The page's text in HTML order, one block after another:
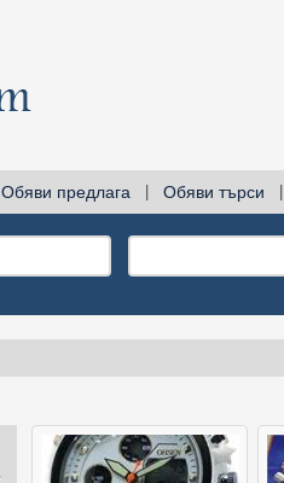
Обяви предлага Обяви търси